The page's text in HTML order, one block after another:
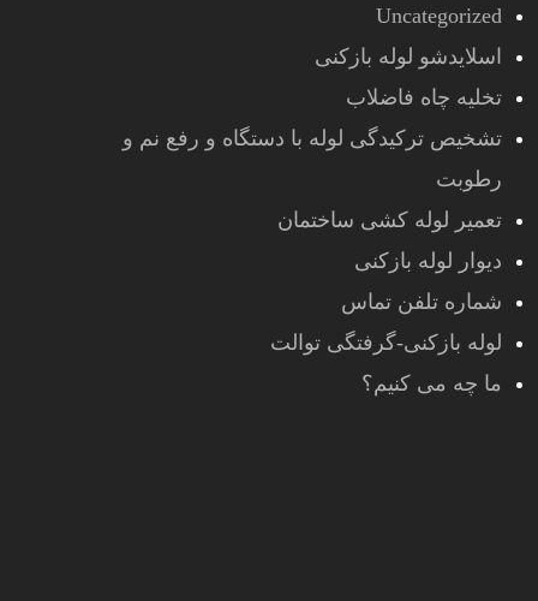
Uncategorized
اسلایدشو لوله بازکنی
تخلیه چاه فاضلاب
تشخیص ترکیدگی لوله با دستگاه و رفع نم و
رطوبت
تعمیر لوله کشی ساختمان
دیوار لوله بازکنی
شماره تلفن تماس
لوله بازکنی-گرفتگی توالت
ما چه می کنیم؟